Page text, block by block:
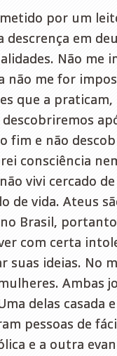
por um
descrença em
Não me
não me for
que a
fim e não
consciência
vivi cercado
de vida. Ateus
Brasil,
com certa
suas ideias. No
Ambas
delas casada
pessoas de
e a outra